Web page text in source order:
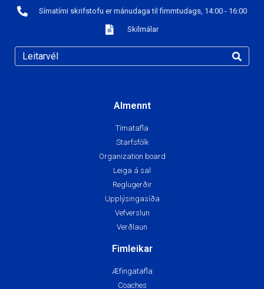
Símatími skrifstofu er mánudaga til fimmtudags, 14:00 - 16:00
Skilmálar
Almennt
Tímatafla
Starfsfólk
Organization board
Leiga á sal
Reglugerðir
Upplýsingasíða
Vefverslun
Verðlaun
Fimleikar
Æfingatafla
Coaches